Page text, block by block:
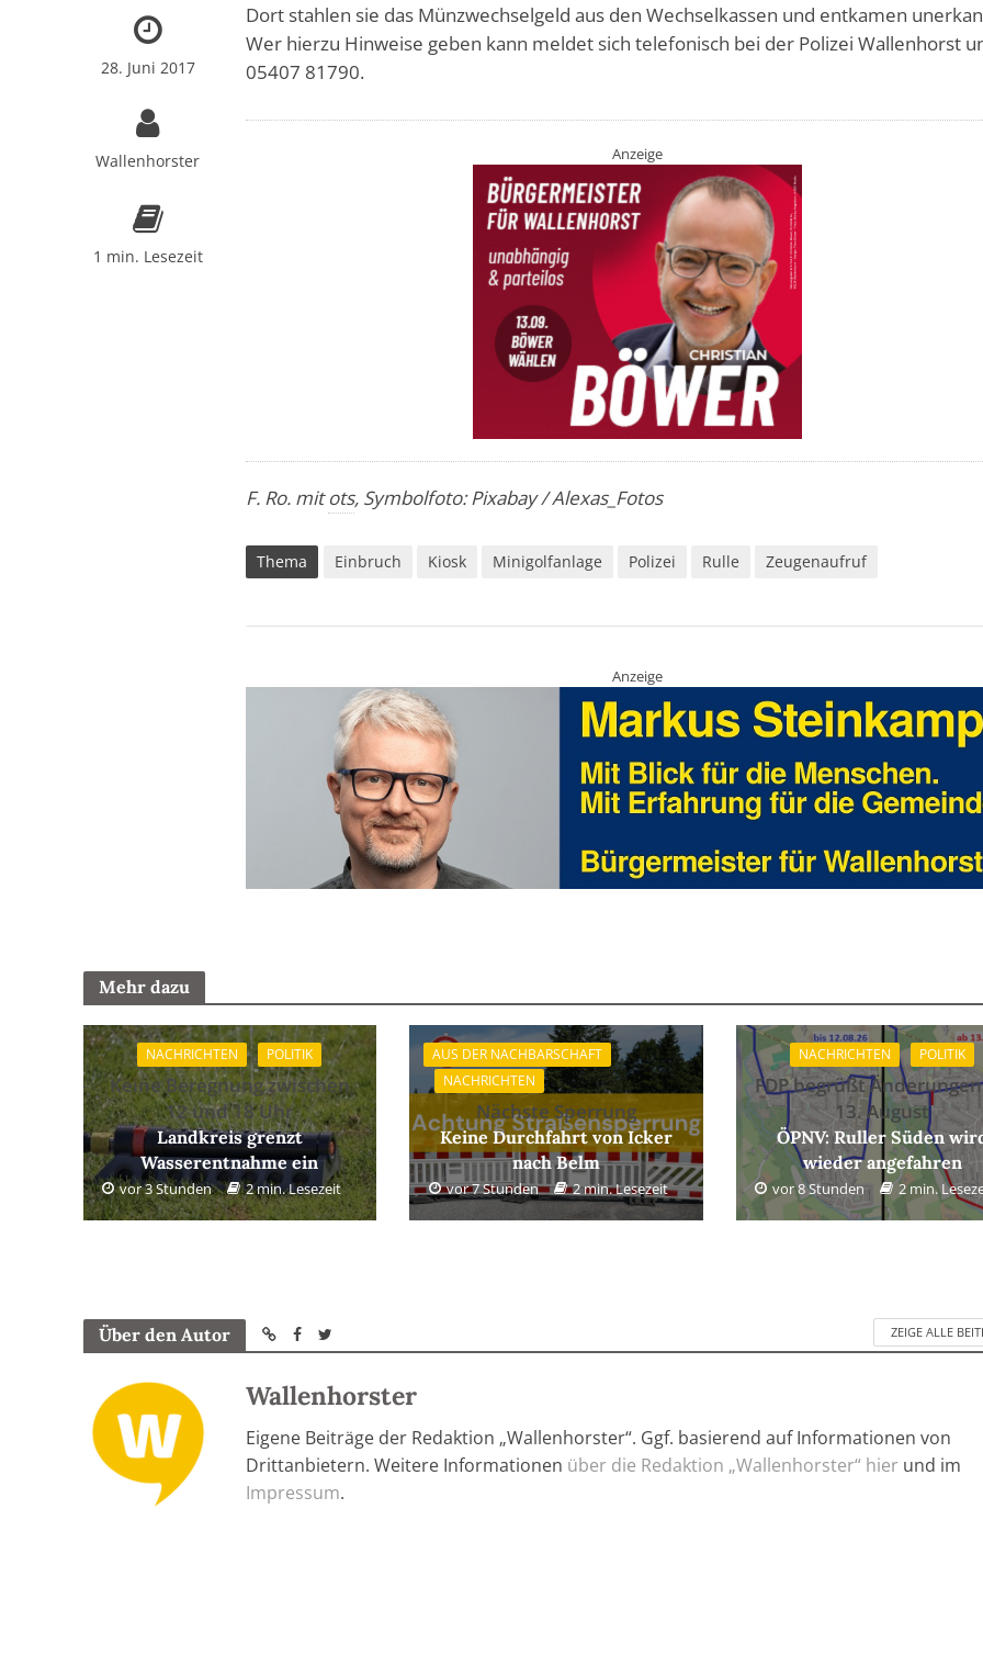
28. Juni 2017
Wallenhorster
1 min. Lesezeit
Dort stahlen sie das Münzwechselgeld aus den Wechselkassen und entkamen
Wer hierzu Hinweise geben kann meldet sich telefonisch bei der Polizei Wallenhorst
05407 81790.
Anzeige
F. Ro. mitots, Symbolfoto: Pixabay / Alexas_Fotos
Thema Einbruch Kiosk Minigolfanlage Polizei Rulle Zeugenaufruf
Anzeige
Mehr dazu
NACHRICHTEN POLITIK
Keine Beregnung zwischen
12 und 18 Uhr
Landkreis grenzt
Wasserentnahme ein
vor 3 Stunden 2 min. Lesezeit
AUS DER NACHBARSCHAFT
NACHRICHTEN
Nächste Sperrung
Keine Durchfahrt von Icker
nach Belm
vor 7 Stunden 2 min. Lesezeit
NACHRICHTEN POLITIK
FDP begrüßt
13. August
ÖPNV: Ruller Süden
wieder angefahren
vor 8 Stunden 2 min.
Über den Autor ZEIGE ALLE
Wallenhorster
Eigene Beiträge der Redaktion „Wallenhorster“. Ggf. basierend auf Informationen von
Drittanbietern. Weitere Informationen über die Redaktion „Wallenhorster“ hier und im
Impressum.